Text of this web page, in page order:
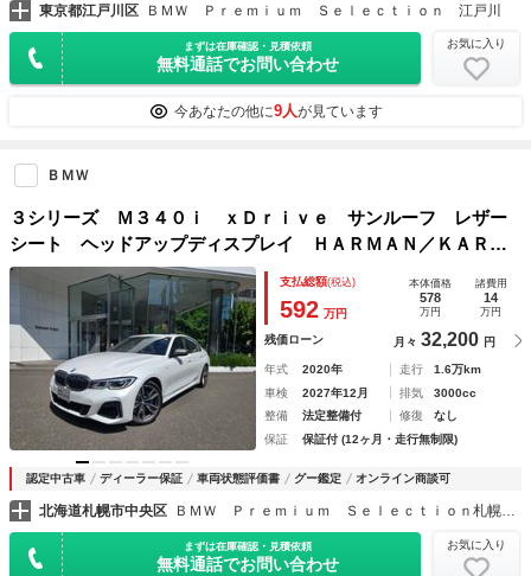
東京都江戸川区 ＢＭＷ Ｐｒｅｍｉｕｍ Ｓｅｌｅｃｔｉｏｎ 江戸川
まずは在庫確認・見積依頼
無料通話でお問い合わせ
お気に入り
今あなたの他に9人が見ています
ＢＭＷ
３シリーズ Ｍ３４０ｉ ｘＤｒｉｖｅ サンルーフ レザー
シート ヘッドアップディスプレイ ＨＡＲＭＡＮ／ＫＡＲＤ
ＯＮ 地デジチューナー １９インチ ワイヤレス充電器 オ
ートトランク パーキングアシスト リバースアシスト レー
ザーライト
支払総額(税込)
592 万円
本体価格
578
万円
諸費用
14
万円
残価ローン 月々 32,200 円
年式 2020年 走行
1.6万km
車検
2027年12月 排気
3000cc
整備
法定整備付 修復
なし
保証
保証付 (12ヶ月・走行無制限)
認定中古車 ディーラー保証 車両状態評価書 グー鑑定 オンライン商談可
北海道札幌市中央区 ＢＭＷ Ｐｒｅｍｉｕｍ Ｓｅｌｅｃｔｉｏｎ札幌 国際興業株式会社
まずは在庫確認・見積依頼
無料通話でお問い合わせ
お気に入り